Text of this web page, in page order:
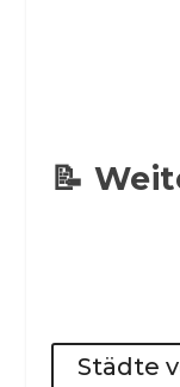
📝
Städte